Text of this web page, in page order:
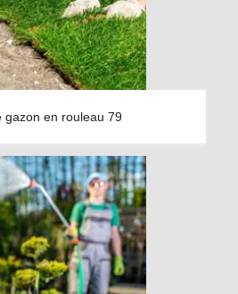
gazon en rouleau 79